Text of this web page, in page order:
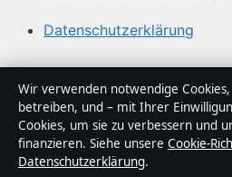
Datenschutzerklärung
Über Sacharchiv in Kürze
Sacharchiv ist ein
Nachrichtenanbieter mit Fokus
Technik und Gesellschaft in
Wir verwenden notwendige
betreiben, und – mit Ihrer
Cookies, um sie zu verbessern und
finanzieren. Siehe unsere Cookie-
Datenschutzerklärung.